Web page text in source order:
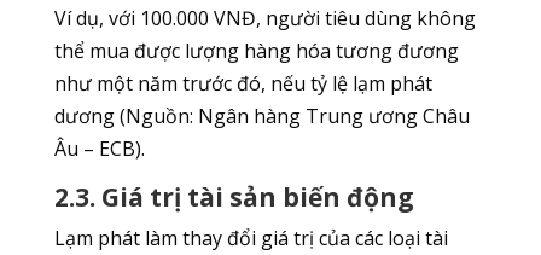
Ví dụ, với 100.000 VNĐ, người tiêu dùng không
thể mua được lượng hàng hóa tương đương
như một năm trước đó, nếu tỷ lệ lạm phát
dương (Nguồn: Ngân hàng Trung ương Châu
Âu – ECB).
2.3. Giá trị tài sản biến động
Lạm phát làm thay đổi giá trị của các loại tài